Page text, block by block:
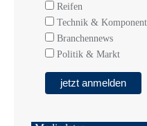
Reifen
Technik &
Branchennews
Politik & Markt